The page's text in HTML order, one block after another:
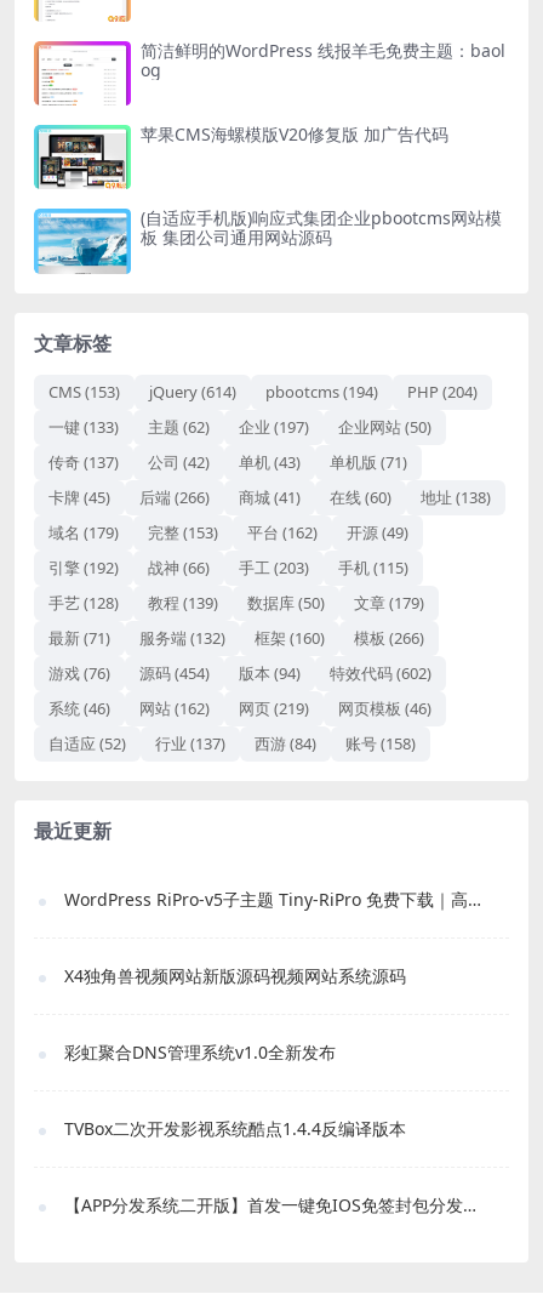
简洁鲜明的WordPress 线报羊毛免费主题：baol
og
苹果CMS海螺模版V20修复版 加广告代码
(自适应手机版)响应式集团企业pbootcms网站模
板 集团公司通用网站源码
文章标签
CMS(153) jQuery(614) pbootcms(194) PHP(204)
一键(133) 主题 (62) 企业 (197) 企业网站(50)
传奇(137) 公司 (42) 单机(43) 单机版 (71)
卡牌 (45) 后端(266) 商城(41) 在线(60) 地址 (138)
域名 (179) 完整(153) 平台 (162) 开源(49)
引擎(192) 战神 (66) 手工(203) 手机(115)
手艺(128) 教程 (139) 数据库(50) 文章 (179)
最新 (71) 服务端(132) 框架 (160) 模板 (266)
游戏(76) 源码(454) 版本 (94) 特效代码(602)
系统(46) 网站(162) 网页(219) 网页模板 (46)
自适应 (52) 行业 (137) 西游(84) 账号(158)
最近更新
WordPress RiPro-v5子主题 Tiny-RiPro 免费下载｜高转化资源站必备
X4独角兽视频网站新版源码视频网站系统源码
彩虹聚合DNS管理系统v1.0全新发布
TVBox二次开发影视系统酷点1.4.4反编译版本
【APP分发系统二开版】首发一键免IOS免签封包分发平台源码 带绿标